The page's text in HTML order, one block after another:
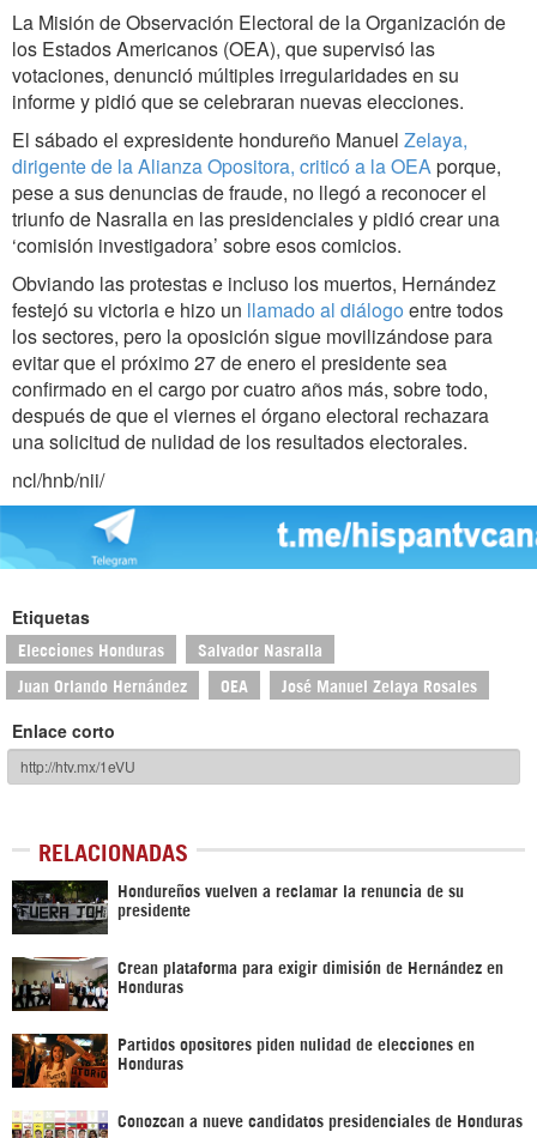
La Misión de Observación Electoral de la Organización de
los Estados Americanos (OEA), que supervisó las
votaciones, denunció múltiples irregularidades en su
informe y pidió que se celebraran nuevas elecciones.
El sábado el expresidente hondureño Manuel Zelaya,
dirigente de la Alianza Opositora, criticó a la OEAporque,
pese a sus denuncias de fraude, no llegó a reconocer el
triunfo de Nasralla en las presidenciales y pidió crear una
‘comisión investigadora’ sobre esos comicios.
Obviando las protestas e incluso los muertos, Hernández
festejó su victoria e hizo un llamado al diálogo entre todos
los sectores, pero la oposición sigue movilizándose para
evitar que el próximo 27 de enero el presidente sea
confirmado en el cargo por cuatro años más, sobre todo,
después de que el viernes el órgano electoral rechazara
una solicitud de nulidad de los resultados electorales.
ncl/hnb/nii/
Etiquetas
Elecciones Honduras Salvador Nasralla
Juan Orlando Hernández OEA José Manuel Zelaya Rosales
Enlace corto
RELACIONADAS
Hondureños vuelven a reclamar la renuncia de su
presidente
Crean plataforma para exigir dimisión de Hernández en
Honduras
Partidos opositores piden nulidad de elecciones en
Honduras
Conozcan a nueve candidatos presidenciales de Honduras